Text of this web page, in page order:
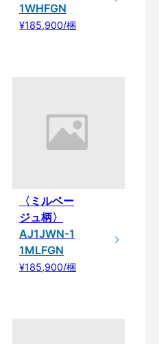
1WHFGN
¥185,900/梱
〈ミルベー
ジュ柄〉
AJ1JWN-1
1MLFGN
¥185,900/梱